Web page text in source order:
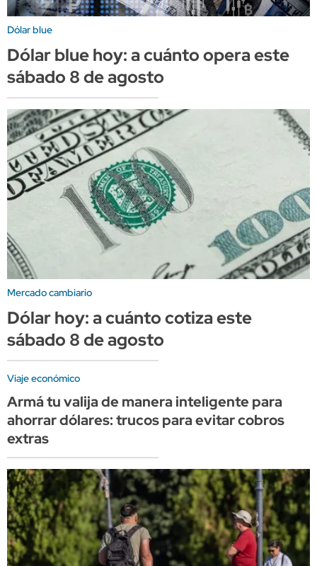
Dólar blue
Dólar blue hoy: a cuánto opera este
sábado 8 de agosto
Mercado cambiario
Dólar hoy: a cuánto cotiza este
sábado 8 de agosto
Viaje económico
Armá tu valija de manera inteligente para
ahorrar dólares: trucos para evitar cobros
extras